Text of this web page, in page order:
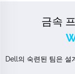
금속
Dell의 숙련된 팀은 설